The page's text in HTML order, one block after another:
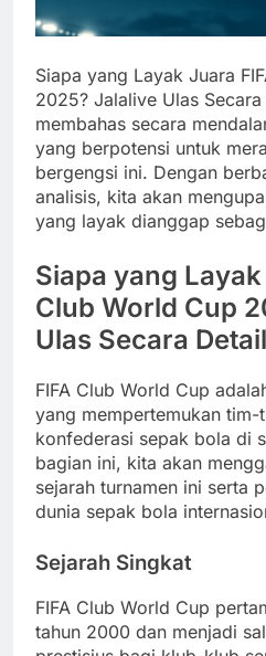
Siapa yang Layak Juara
2025? Jalalive Ulas
membahas secara
yang berpotensi untuk
bergengsi ini. Dengan
analisis, kita akan
yang layak dianggap
Siapa yang
Club World Cup
Ulas Secara Detail
FIFA Club World Cup
yang mempertemukan
konfederasi sepak bola di
bagian ini, kita akan
sejarah turnamen ini serta
dunia sepak bola
Sejarah Singkat
FIFA Club World Cup
tahun 2000 dan menjadi